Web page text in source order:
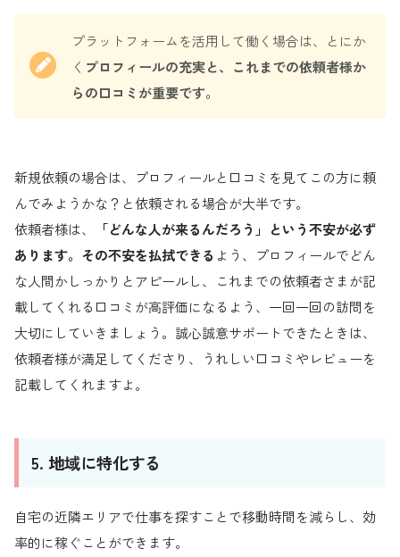
プラットフォームを活用して働く場合は、とにか
く プロフィールの充実と、これまでの依頼者様か
らの口コミが重要です。
新規依頼の場合は、プロフィールと口コミを見てこの方に頼
んでみようかな？と依頼される場合が大半です。
依頼者様は、
「どんな人が来るんだろう」という不安が必ず
あります。その不安を払拭できる よう、プロフィールでどん
な人間かしっかりとアピールし、これまでの依頼者さまが記
載してくれる口コミが高評価になるよう、一回一回の訪問を
大切にしていきましょう。誠心誠意サポートできたときは、
依頼者様が満足してくださり、うれしい口コミやレビューを
記載してくれますよ。
5. 地域に特化する
自宅の近隣エリアで仕事を探すことで移動時間を減らし、効
率的に稼ぐことができます。